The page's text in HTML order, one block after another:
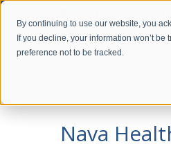
By continuing to use our website, you
If you decline, your information won’t
preference not to be tracked.
Nava